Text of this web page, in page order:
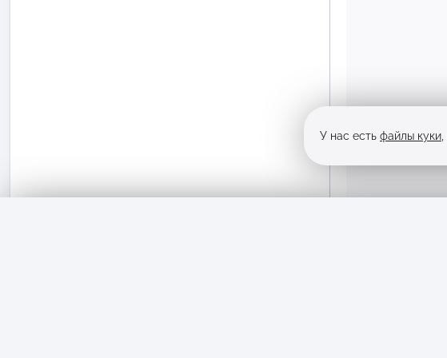
У нас есть файлы куки